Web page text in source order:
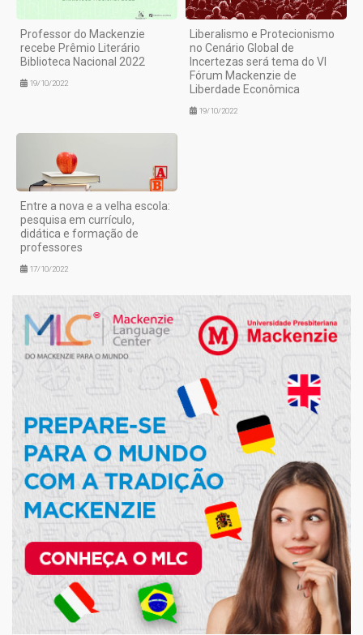
Professor do Mackenzie
recebe Prêmio Literário
Biblioteca Nacional 2022
19/10/2022
Liberalismo e Protecionismo
no Cenário Global de
Incertezas será tema do VI
Fórum Mackenzie de
Liberdade Econômica
19/10/2022
Entre a nova e a velha escola:
pesquisa em currículo,
didática e formação de
professores
17/10/2022